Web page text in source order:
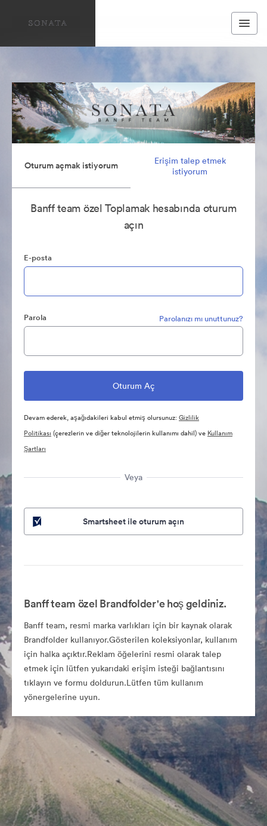
Oturum açmak istiyorum
Erişim talep etmek
istiyorum
Banff team özel Toplamak hesabında oturum
açın
E-posta
Parola Parolanızı mı unuttunuz?
Devam ederek, aşağıdakileri kabul etmiş olursunuz:Gizlilik
Politikası (çerezlerin ve diğer teknolojilerin kullanımı dahil) ve Kullanım
Şartları
Veya
Smartsheet ile oturum açın
Banff team özel Brandfolder'e hoş geldiniz.
Banff team, resmi marka varlıkları için bir kaynak olarak
Brandfolder kullanıyor.Gösterilen koleksiyonlar, kullanım
için halka açıktır.Reklam öğelerini resmi olarak talep
etmek için lütfen yukarıdaki erişim isteği bağlantısını
tıklayın ve formu doldurun.Lütfen tüm kullanım
yönergelerine uyun.